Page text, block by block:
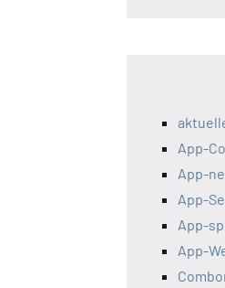
App-
App-
App-
App-
App-